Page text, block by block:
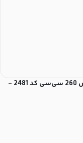
ماگ دسته دار لیمون گنجایش 260 سی‌سی کد 2481 -